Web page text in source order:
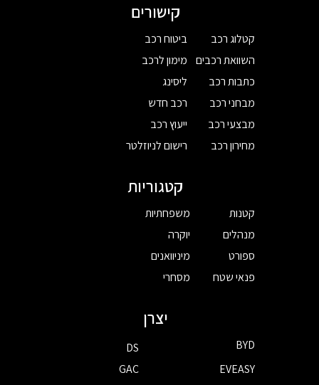
קישורים
קטלוג רכב
השוואת רכבים
כתבות רכב
מבחני רכב
מבצעי רכב
מחירון רכב
ביטוח רכב
מימון לרכב
ליסינג
רכב חדש
ייעוץ רכב
רישום לניוזלטר
קטגוריות
קטנות
מנהלים
ספורט
פנאי שטח
משפחתיות
יוקרה
מיניוואנים
מסחרי
יצרן
BYD
DS
EVEASY
GAC